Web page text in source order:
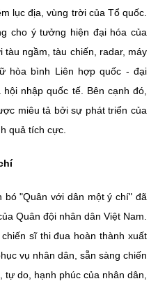
lục địa, vùng trời của Tổ quốc.
cho ý tưởng hiện đại hóa của
tàu ngầm, tàu chiến, radar, máy
hòa bình Liên hợp quốc - đại
nhập quốc tế. Bên cạnh đó,
miêu tả bởi sự phát triển của
quả tích cực.
"Quân với dân một ý chí" đã
Quân đội nhân dân Việt Nam.
sĩ thi đua hoàn thành xuất
vụ nhân dân, sẵn sàng chiến
do, hạnh phúc của nhân dân,